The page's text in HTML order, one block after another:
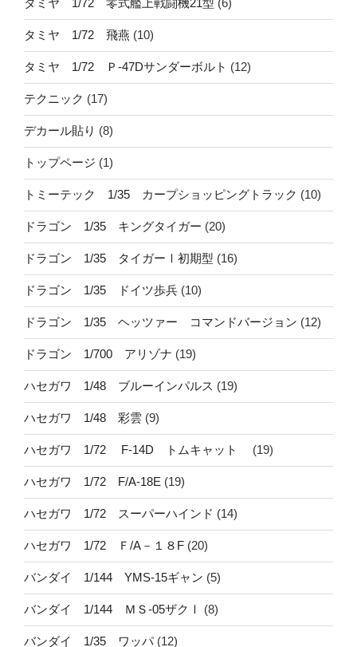
タミヤ 1/72 零式艦上戦闘機21型 (6)
タミヤ 1/72 飛燕 (10)
タミヤ 1/72 Ｐ-47Dサンダーボルト (12)
テクニック (17)
デカール貼り (8)
トップページ (1)
トミーテック 1/35 カープショッピングトラック (10)
ドラゴン 1/35 キングタイガー (20)
ドラゴン 1/35 タイガーⅠ初期型 (16)
ドラゴン 1/35 ドイツ歩兵 (10)
ドラゴン 1/35 ヘッツァー コマンドバージョン (12)
ドラゴン 1/700 アリゾナ (19)
ハセガワ 1/48 ブルーインパルス (19)
ハセガワ 1/48 彩雲 (9)
ハセガワ 1/72 F-14D トムキャット (19)
ハセガワ 1/72 F/A-18E (19)
ハセガワ 1/72 スーパーハインド (14)
ハセガワ 1/72 Ｆ/A－１８F (20)
バンダイ 1/144 YMS-15ギャン (5)
バンダイ 1/144 ＭＳ-05ザクⅠ (8)
バンダイ 1/35 ワッパ(12)